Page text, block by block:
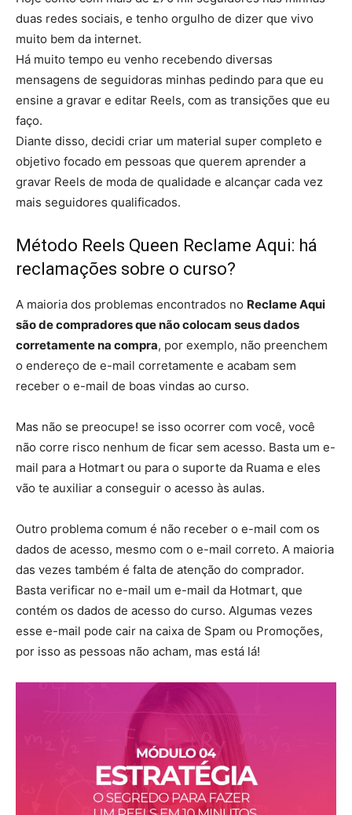
duas redes sociais, e tenho orgulho de dizer que vivo
muito bem da internet.
Há muito tempo eu venho recebendo diversas
mensagens de seguidoras minhas pedindo para que eu
ensine a gravar e editar Reels, com as transições que eu
faço.
Diante disso, decidi criar um material super completo e
objetivo focado em pessoas que querem aprender a
gravar Reels de moda de qualidade e alcançar cada vez
mais seguidores qualificados.
Método Reels Queen Reclame Aqui: há
reclamações sobre o curso?
A maioria dos problemas encontrados no Reclame Aqui
são de compradores que não colocam seus dados
corretamente na compra, por exemplo, não preenchem
o endereço de e-mail corretamente e acabam sem
receber o e-mail de boas vindas ao curso.
Mas não se preocupe! se isso ocorrer com você, você
não corre risco nenhum de ficar sem acesso. Basta um e-
mail para a Hotmart ou para o suporte da Ruama e eles
vão te auxiliar a conseguir o acesso às aulas.
Outro problema comum é não receber o e-mail com os
dados de acesso, mesmo com o e-mail correto. A maioria
das vezes também é falta de atenção do comprador.
Basta verificar no e-mail um e-mail da Hotmart, que
contém os dados de acesso do curso. Algumas vezes
esse e-mail pode cair na caixa de Spam ou Promoções,
por isso as pessoas não acham, mas está lá!